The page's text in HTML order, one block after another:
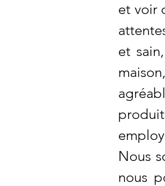
et voir
et
Nous
nous